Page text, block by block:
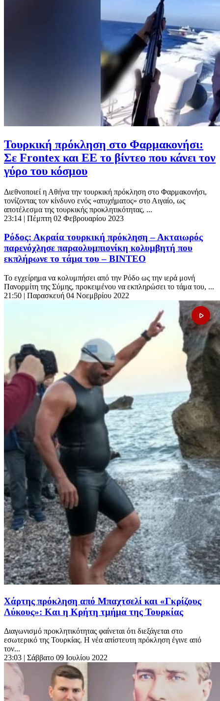
Τουρκική πρόκληση στο Φαρμακονήσι:
Σε Frοntex και ΕΕ το βίντεο που κάνει τον
γύρο του κόσμου
Διεθνοποιεί η Αθήνα την τουρκική πρόκληση στο Φαρμακονήσι,
τονίζοντας τον κίνδυνο ενός «ατυχήματος» στο Αιγαίο, ως
αποτέλεσμα της τουρκικής προκλητικότητας, ...
23:14 | Πέμπτη 02 Φεβρουαρίου 2023
Ρόδος: Ακραία τουρκική πρόκληση – Ακταιωρός
παρενόχλησε παραολυμπιονίκη κολυμβητή που
εκπλήρωνε το τάμα του – ΒΙΝΤΕΟ
Το εγχείρημα να κολυμπήσει από την Ρόδο ως την ιερά μονή
Πανορμίτη της Σύμης, προκειμένου να εκπληρώσει το τάμα του, ...
21:50 | Παρασκευή 04 Νοεμβρίου 2022
Χάρτης πρόκληση από Μπαχτσελί και «Γκρίζους
Λύκους»: Και η Κρήτη τμήμα της Τουρκίας
Διαγωνισμό προκλητικότητας φαίνεται ότι διεξάγεται στο
εσωτερικό της Τουρκίας. Η νέα απίστευτη πρόκληση έγινε από
τον...
23:03 | Σάββατο 09 Ιουλίου 2022